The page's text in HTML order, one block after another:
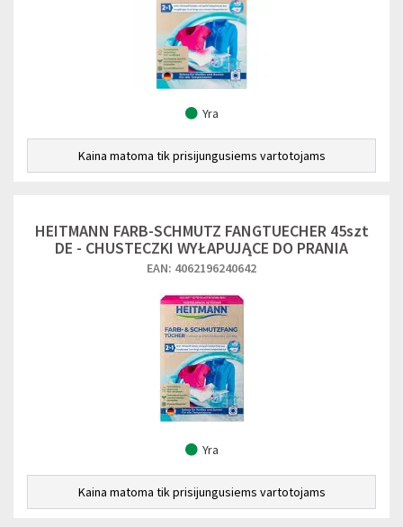
Yra
Kaina matoma tik prisijungusiems vartotojams
HEITMANN FARB-SCHMUTZ FANGTUECHER 45szt
DE - CHUSTECZKI WYŁAPUJĄCE DO PRANIA
EAN: 4062196240642
Yra
Kaina matoma tik prisijungusiems vartotojams